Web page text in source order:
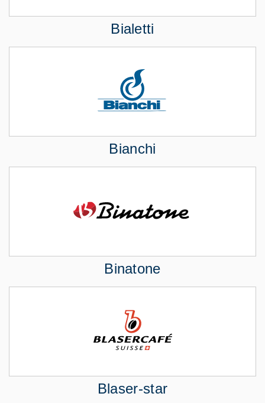
Bialetti
Bianchi
Binatone
Blaser-star